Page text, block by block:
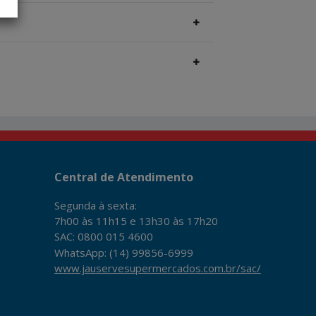
Central de Atendimento
Segunda à sexta:
7h00 às 11h15 e 13h30 às 17h20
SAC: 0800 015 4600
WhatsApp: (14) 99856-6999
www.jauservesupermercados.com.br/sac/